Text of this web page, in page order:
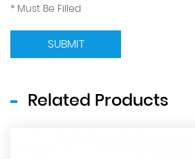
* Must Be Filled
SUBMIT
Related Products